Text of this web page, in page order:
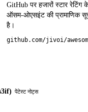
GitHub पर हजारों स्टार रेटिंग
ऑसम-ओएसइंट की प्रामाणिक
है।
पेंटेस्ट नोट्स